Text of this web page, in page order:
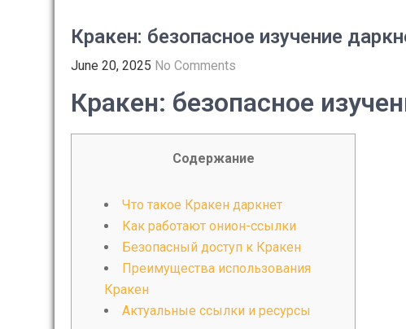
Кракен: безопасное изучение
June 20, 2025 No Comments
Кракен: безопасное
Содержание
Что такое Кракен даркнет
Как работают онион-ссылки
Безопасный доступ к Кракен
Преимущества использования
Кракен
Актуальные ссылки и ресурсы